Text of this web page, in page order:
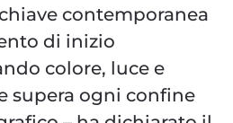
contemporanea
di inizio
colore, luce e
supera ogni confine